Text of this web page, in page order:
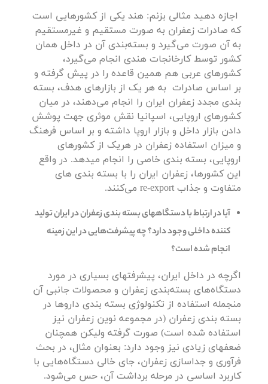
اجازه دهید مثالی بزنم: هند یکی از کشورهایی است
که صادرات زعفران به صورت مستقیم و غیرمستقیم
به آن صورت می‌گیرد و بسته‌بندی آن در داخل همان
کشور توسط کارخانجات هندی انجام می‌گیرد،
کشورهای عربی هم همین قاعده را در پیش گرفته و
بر اساس صادرات به هر یک از بازارهای هدف، بسته
بندی مجدد زعفران ایران را انجام می‌دهند، در میان
کشورهای اروپایی، اسپانیا نقش موثری جهت پوشش
دادن بازار داخل و بازار اروپا داشته و بر اساس فرهنگ
و میزان استفاده زعفران در هریک از کشورهای
اروپایی، بسته بندی خاصی را انجام میدهد. در واقع
این کشورها، زعفران ایران را با بسته بندی های
متفاوت و جذاب re-export می‌کنند.
آیا در ارتباط با دستگاههای بسته بندی زعفران در ایران تولید
کننده داخلی وجود دارد؟ چه پیشرفت‌هایی در این زمینه
انجام شده است؟
اگرچه در داخل ایران، پیشرفتهای بسیاری در مورد
دستگاه‌های بسته‌بندی زعفران و محصولات جانبی آن
منجمله استفاده از تکنولوژی بسته بندی داروها در
بسته بندی زعفران (در مجموعه نوین زعفران نیز
استفاده شده است) صورت گرفته ولیکن همچنان
ضعفهای زیادی نیز وجود دارد: بعنوان مثال، در بحث
فرآوری و جداسازی زعفران، جای خالی دستگاه‌هایی با
کاربرد اساسی در مرحله برداشت آن، حس می‌شود.